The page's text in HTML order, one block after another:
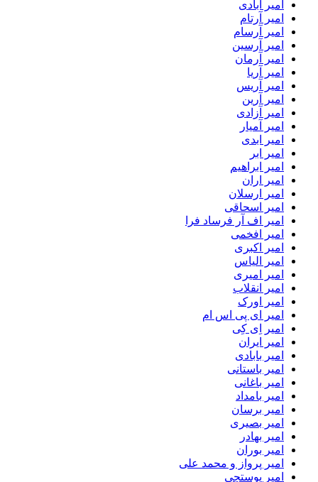
امیر آبادی
امیر آرتام
امیر آرسام
امیر آرسین
امیر آرمان
امیر آریا
امیر آریس
امیر آرین
امیر آزادی
امیر آمیار
امیر ابدی
امیر ابر
امیر ابراهیم
امیر اران
امیر ارسلان
امیر اسحاقی
امیر اف آر فرساد فرا
امیر افخمی
امیر اکبری
امیر الیاس
امیر امیری
امیر انقلاب
امیر اورک
امیر ای پی اس ام
امیر اِی کِی
امیر ایران
امیر بابادی
امیر باستانی
امیر باغانی
امیر بامداد
امیر برسان
امیر بصیری
امیر بهادر
امیر بوران
امیر پرواز و محمد علی
امیر پوستچی